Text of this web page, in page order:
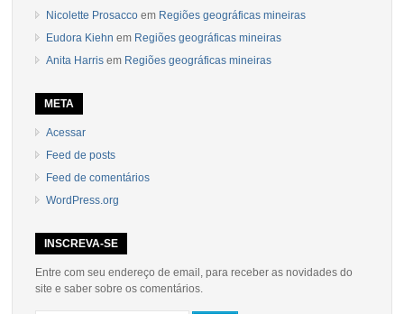
Nicolette Prosacco em Regiões geográficas mineiras
Eudora Kiehn em Regiões geográficas mineiras
Anita Harris em Regiões geográficas mineiras
META
Acessar
Feed de posts
Feed de comentários
WordPress.org
INSCREVA-SE
Entre com seu endereço de email, para receber as novidades do
site e saber sobre os comentários.